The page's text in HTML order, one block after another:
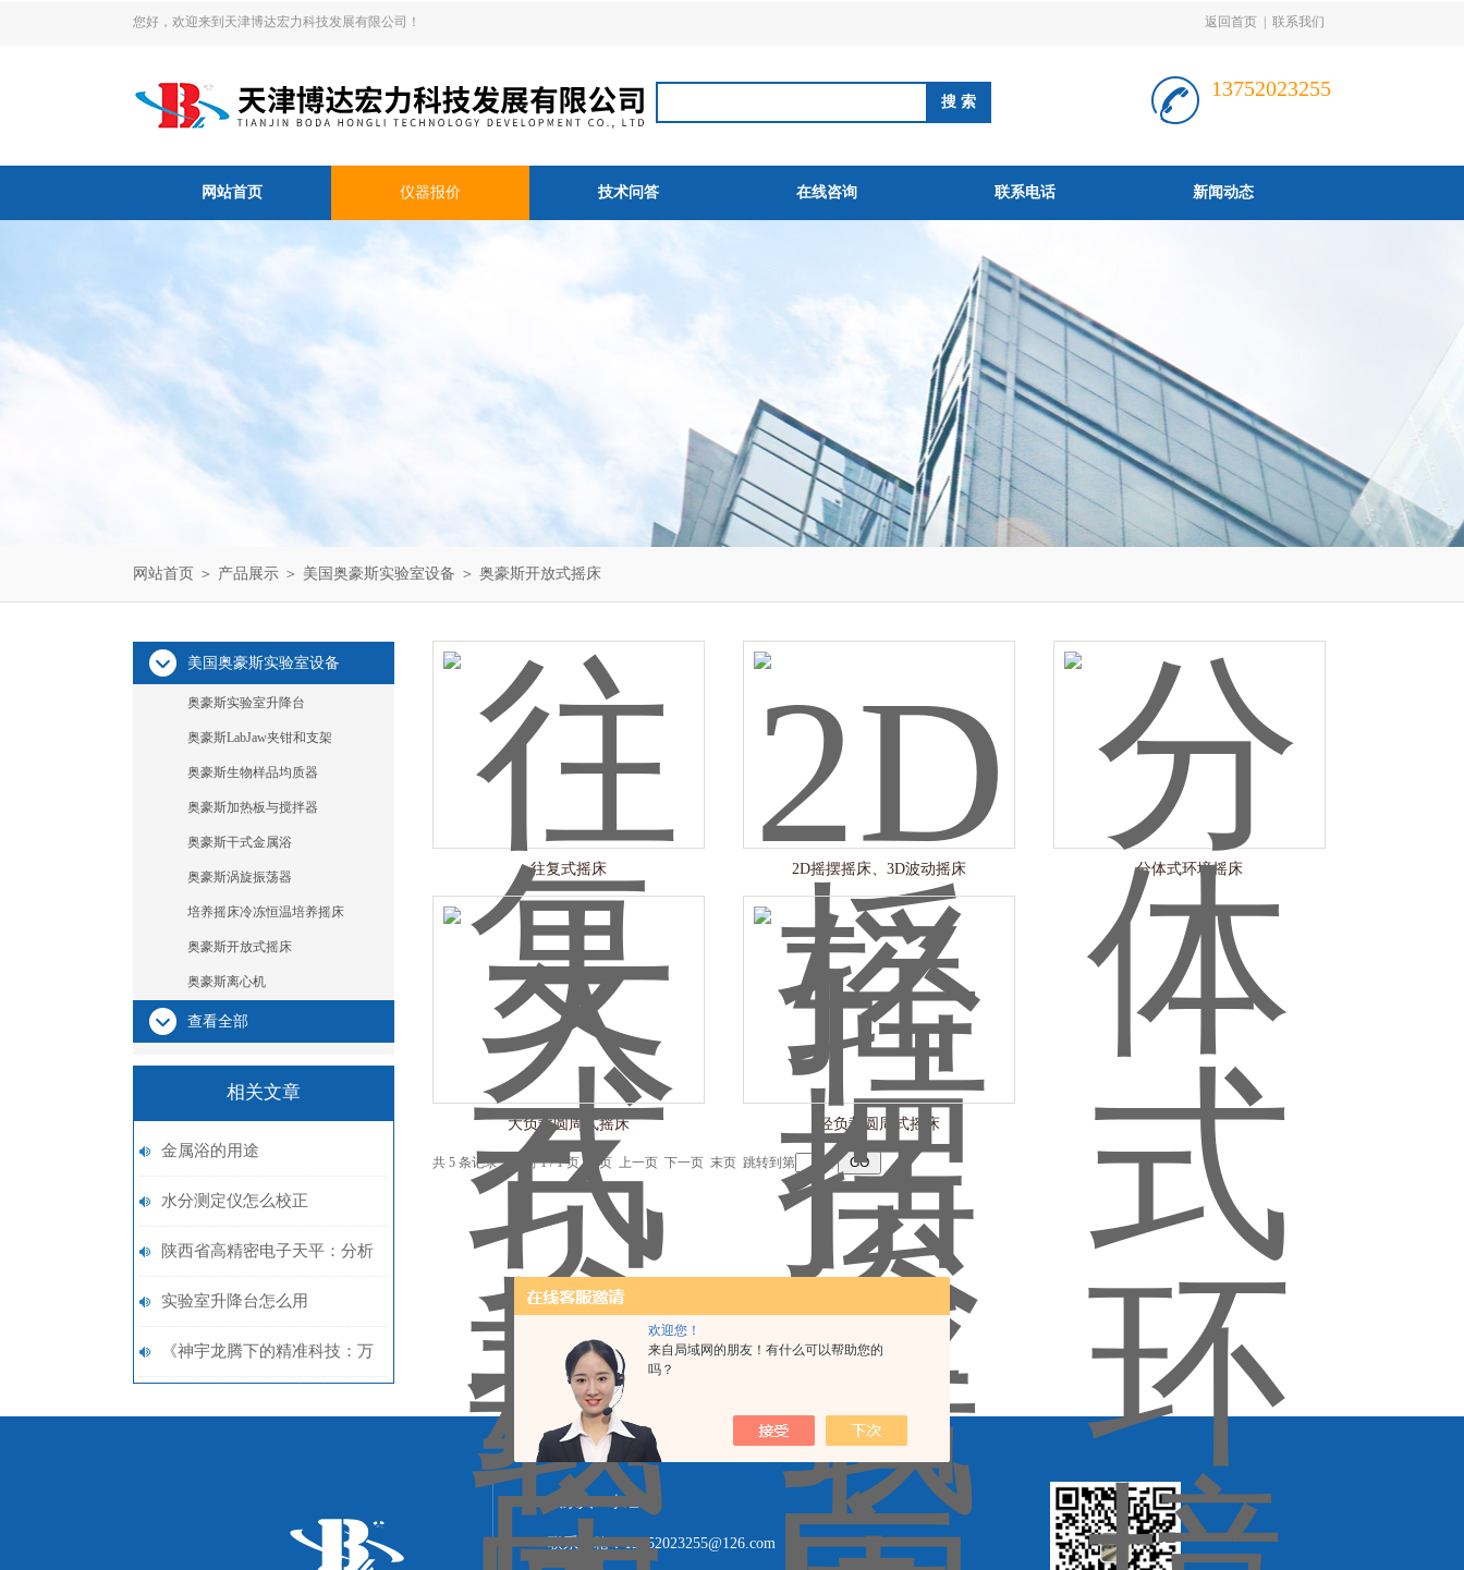
欢迎您！
来自局域网的朋友！有什么可以帮助您的
吗？
您好，欢迎来到天津博达宏力科技发展有限公司！ 返回首页 联系我们
13752023255
网站首页 仪器报价 技术问答 在线咨询 联系电话 新闻动态
网站首页 ＞ 产品展示 ＞ 美国奥豪斯实验室设备 ＞ 奥豪斯开放式摇床
美国奥豪斯实验室设备
奥豪斯实验室升降台
奥豪斯LabJaw夹钳和支架
奥豪斯生物样品均质器
奥豪斯加热板与搅拌器
奥豪斯干式金属浴
奥豪斯涡旋振荡器
培养摇床冷冻恒温培养摇床
奥豪斯开放式摇床
奥豪斯离心机
查看全部
相关文章
金属浴的用途
水分测定仪怎么校正
陕西省高精密电子天平：分析
天平生产厂家的销售之路
实验室升降台怎么用
《神宇龙腾下的精准科技：万
往复式摇床 2D摇摆摇床、3D波动摇床 分体式环境摇床
大负载圆周式摇床 轻负载圆周式摇床
共 5 条记录，当前 1 / 1 页 首页 上一页 下一页 末页 跳转到第 页
联系邮箱：13752023255@126.com